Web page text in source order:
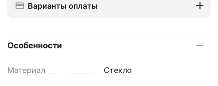
Варианты оплаты
Особенности
Материал Стекло